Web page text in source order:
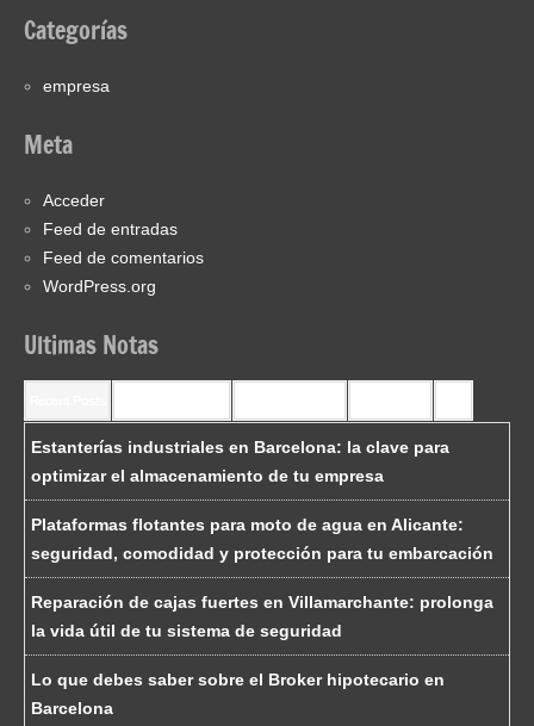
Categorías
empresa
Meta
Acceder
Feed de entradas
Feed de comentarios
WordPress.org
Ultimas Notas
Estanterías industriales en Barcelona: la clave para
optimizar el almacenamiento de tu empresa
Plataformas flotantes para moto de agua en Alicante:
seguridad, comodidad y protección para tu embarcación
Reparación de cajas fuertes en Villamarchante: prolonga
la vida útil de tu sistema de seguridad
Lo que debes saber sobre el Broker hipotecario en
Barcelona